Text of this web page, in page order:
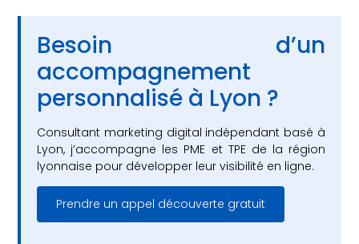
Besoin d’un
accompagnement
personnalisé à Lyon ?
Consultant marketing digital indépendant basé à
Lyon, j’accompagne les PME et TPE de la région
lyonnaise pour développer leur visibilité en ligne.
Prendre un appel découverte gratuit